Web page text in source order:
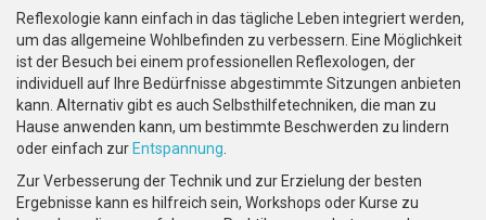
Reflexologie kann einfach in das tägliche Leben integriert werden,
um das allgemeine Wohlbefinden zu verbessern. Eine Möglichkeit
ist der Besuch bei einem professionellen Reflexologen, der
individuell auf Ihre Bedürfnisse abgestimmte Sitzungen anbieten
kann. Alternativ gibt es auch Selbsthilfetechniken, die man zu
Hause anwenden kann, um bestimmte Beschwerden zu lindern
oder einfach zur Entspannung
Zur Verbesserung der Technik und zur Erzielung der besten
Ergebnisse kann es hilfreich sein, Workshops oder Kurse zu